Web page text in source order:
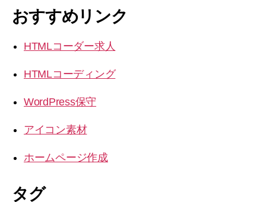
おすすめリンク
HTMLコーダー求人
HTMLコーディング
WordPress保守
アイコン素材
ホームページ作成
タグ